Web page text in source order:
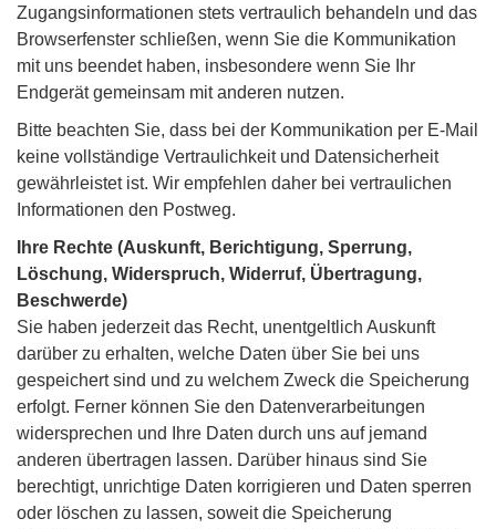
Zugangsinformationen stets vertraulich behandeln und das
Browserfenster schließen, wenn Sie die Kommunikation
mit uns beendet haben, insbesondere wenn Sie Ihr
Endgerät gemeinsam mit anderen nutzen.
Bitte beachten Sie, dass bei der Kommunikation per E-Mail
keine vollständige Vertraulichkeit und Datensicherheit
gewährleistet ist. Wir empfehlen daher bei vertraulichen
Informationen den Postweg.
Ihre Rechte (Auskunft, Berichtigung, Sperrung,
Löschung, Widerspruch, Widerruf, Übertragung,
Beschwerde)
Sie haben jederzeit das Recht, unentgeltlich Auskunft
darüber zu erhalten, welche Daten über Sie bei uns
gespeichert sind und zu welchem Zweck die Speicherung
erfolgt. Ferner können Sie den Datenverarbeitungen
widersprechen und Ihre Daten durch uns auf jemand
anderen übertragen lassen. Darüber hinaus sind Sie
berechtigt, unrichtige Daten korrigieren und Daten sperren
oder löschen zu lassen, soweit die Speicherung